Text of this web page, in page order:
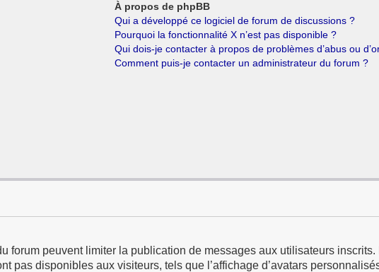
À propos de phpBB
Qui a développé ce logiciel de forum de discussions ?
Pourquoi la fonctionnalité X n’est pas disponible ?
Qui dois-je contacter à propos de problèmes d’abus ou
Comment puis-je contacter un administrateur du forum ?
forum peuvent limiter la publication de messages aux utilisateurs
disponibles aux visiteurs, tels que l’affichage d’avatars